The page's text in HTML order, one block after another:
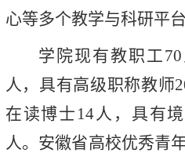
心等多个教学与科研平台
学院现有教职工
人，具有高级职称教师
在读博士14人，具有
人。安徽省高校优秀青